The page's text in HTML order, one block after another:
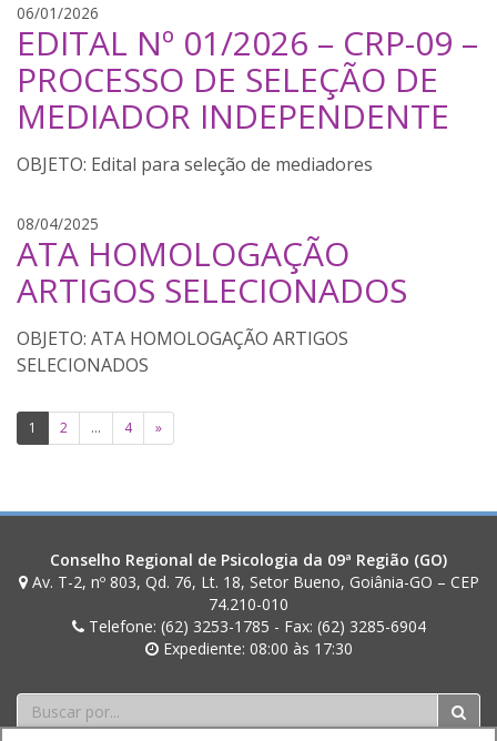
06/01/2026
m
a
n
d
a
EDITAL Nº 01/2026 – CRP-09 –
PROCESSO DE SELEÇÃO DE
MEDIADOR INDEPENDENTE
Edital para seleção de mediadores
08/04/2025
m
a
n
a
ATA HOMOLOGAÇÃO
ARTIGOS SELECIONADOS
ATA HOMOLOGAÇÃO ARTIGOS
SELECIONADOS
Paginação
posts
1 2 … 4 »
Conselho Regional de Psicologia da 09ª Região (GO)
Av. T-2, nº 803, Qd. 76, Lt. 18, Setor Bueno, Goiânia-GO – CEP
74.210-010
Telefone: (62) 3253-1785 - Fax: (62) 3285-6904
Expediente: 08:00 às 17:30
Buscar